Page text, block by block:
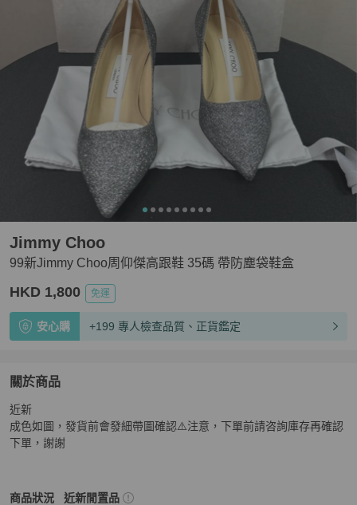
99新Jimmy Choo周仰傑高跟鞋 35碼 帶防塵袋鞋盒
Jimmy Choo
HKD 1,800 免運
安心購 +199 專人檢查品質、正貨鑑定
關於商品
關於
近新
成色如圖，發貨前會發細帶圖確認⚠️注意，下單前請咨詢庫存再確認
下單，謝謝
商品狀況
Jimmy Choo女鞋商品狀態與細節
近新閒置品